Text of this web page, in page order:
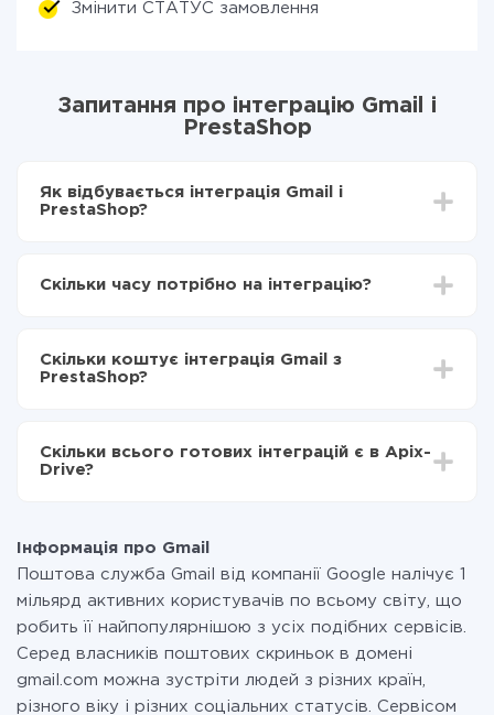
Змінити СТАТУС замовлення
Запитання про інтеграцію Gmail і
PrestaShop
Як відбувається інтеграція Gmail і
PrestaShop?
Вибираєте які дані передавати з Gmail в
Тепер дані будуть автоматично передаватися з
Gmail в PrestaShop
Скільки часу потрібно на інтеграцію?
становити від 5-ти до 30-хвилин. У середньому
налаштування займає 10-15 хвилин.
Скільки коштує інтеграція Gmail з
PrestaShop?
Ви оплачуєте лише кількість даних, які за фактом
передаються з однієї вашої системи в іншу через
при необхідності. Детальніше про
Скільки всього готових інтеграцій є в Apix-
Drive?
Інформація про Gmail
Поштова служба Gmail від компанії Google налічує 1
мільярд активних користувачів по всьому світу, що
робить її найпопулярнішою з усіх подібних сервісів.
Серед власників поштових скриньок в домені
gmail.com можна зустріти людей з різних країн,
різного віку і різних соціальних статусів. Сервісом